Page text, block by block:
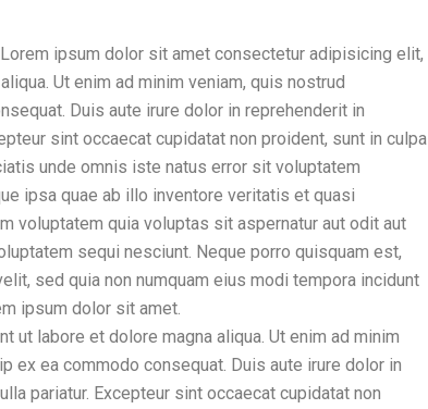
ipsum dolor sit amet consectetur adipisicing elit,
Ut enim ad minim veniam, quis nostrud
Duis aute irure dolor in reprehenderit in
sint occaecat cupidatat non proident, sunt in culpa
unde omnis iste natus error sit voluptatem
ipsa quae ab illo inventore veritatis et quasi
voluptatem quia voluptas sit aspernatur aut odit aut
sequi nesciunt. Neque porro quisquam est,
sed quia non numquam eius modi tempora incidunt
ipsum dolor sit amet.
labore et dolore magna aliqua. Ut enim ad minim
ex ea commodo consequat. Duis aute irure dolor in
pariatur. Excepteur sint occaecat cupidatat non